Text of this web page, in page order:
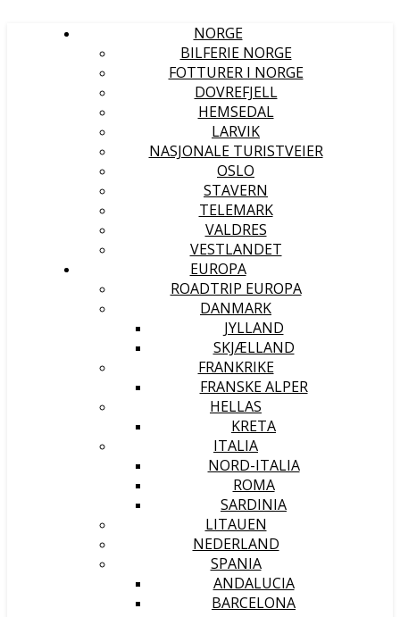
NORGE
BILFERIE NORGE
FOTTURER I NORGE
DOVREFJELL
HEMSEDAL
LARVIK
NASJONALE TURISTVEIER
OSLO
STAVERN
TELEMARK
VALDRES
VESTLANDET
EUROPA
ROADTRIP EUROPA
DANMARK
JYLLAND
SKJÆLLAND
FRANKRIKE
FRANSKE ALPER
HELLAS
KRETA
ITALIA
NORD-ITALIA
ROMA
SARDINIA
LITAUEN
NEDERLAND
SPANIA
ANDALUCIA
BARCELONA